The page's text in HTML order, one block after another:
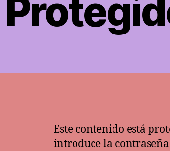
Este contenido está
introduce la